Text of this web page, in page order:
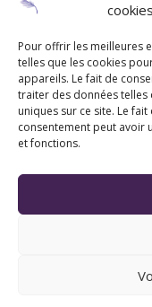
cookies
Pour offrir les meilleures
telles que les cookies
appareils. Le fait de
traiter des données telles
uniques sur ce site. Le
consentement peut avoir
et fonctions.
Du lundi au